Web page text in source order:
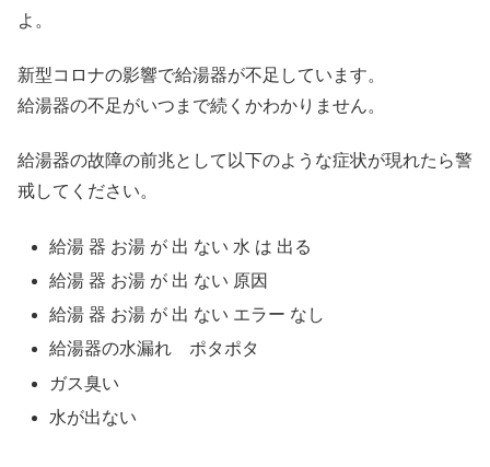
よ。
新型コロナの影響で給湯器が不足しています。
給湯器の不足がいつまで続くかわかりません。
給湯器の故障の前兆として以下のような症状が現れたら警
戒してください。
給湯 器 お湯 が 出 ない 水 は 出る
給湯 器 お湯 が 出 ない 原因
給湯 器 お湯 が 出 ない エラー なし
給湯器の水漏れ ポタポタ
ガス臭い
水が出ない